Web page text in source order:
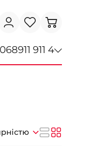
068911 911 4
276-44-44